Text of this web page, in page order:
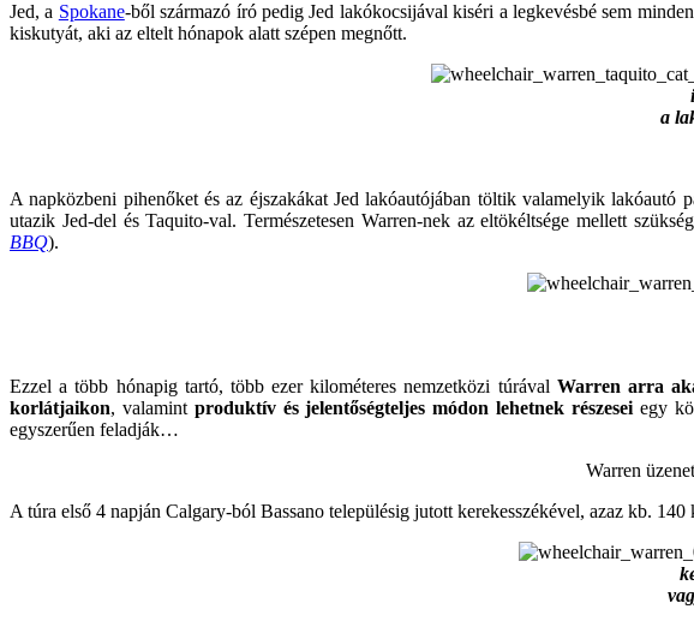
Jed, a Spokane-ből származó író pedig Jed lakókocsijával kiséri a legkevésbé sem
kiskutyát, aki az eltelt hónapok alatt szépen megnőtt.
a
A napközbeni pihenőket és az éjszakákat Jed lakóautójában töltik valamelyik
utazik Jed-del és Taquito-val. Természetesen Warren-nek az eltökéltsége mellett
BBQ).
Ezzel a több hónapig tartó, több ezer kilométeres nemzetközi túrával Warren arra
korlátjaikon, valamint produktív és jelentőségteljes módon lehetnek részesei egy
egyszerűen feladják…
Warren
A túra első 4 napján Calgary-ból Bassano településig jutott kerekesszékével, azaz kb. 140